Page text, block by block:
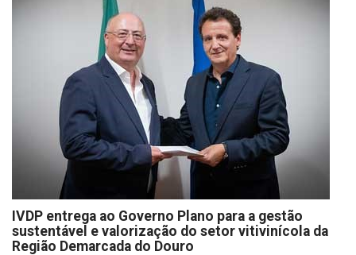
IVDP entrega ao Governo Plano para a gestão
sustentável e valorização do setor vitivinícola da
Região Demarcada do Douro